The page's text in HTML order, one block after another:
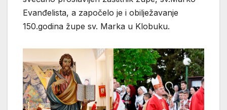
Evanđelista, a započelo je i obilježavanje
150.godina župe sv. Marka u Klobuku.